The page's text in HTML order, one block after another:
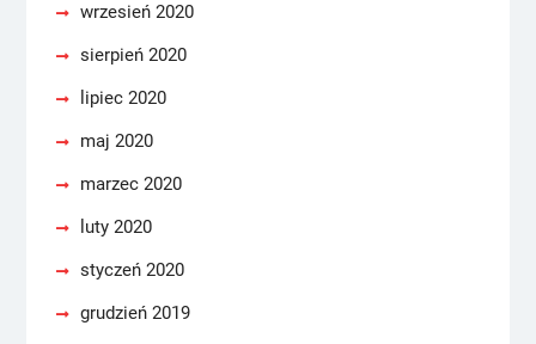
wrzesień 2020
sierpień 2020
lipiec 2020
maj 2020
marzec 2020
luty 2020
styczeń 2020
grudzień 2019